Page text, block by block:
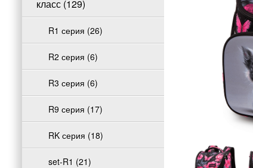
класс (129)
R1 серия (26)
R2 серия (6)
R3 серия (6)
R9 серия (17)
RK серия (18)
set-R1 (21)